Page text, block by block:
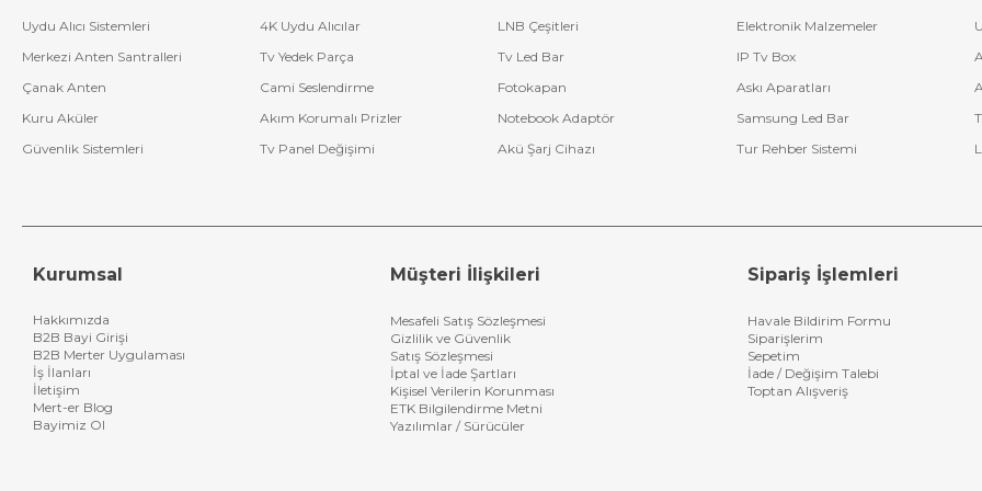
Uydu Alıcı Sistemleri 4K Uydu Alıcılar LNB Çeşitleri Elektronik Malzemeler
Merkezi Anten Santralleri
Tv Yedek Parça Tv Led Bar IP Tv Box
Çanak Anten
Cami Seslendirme Fotokapan Askı Aparatları
Kuru Aküler
Akım Korumalı Prizler Notebook Adaptör Samsung Led Bar
Güvenlik Sistemleri
Tv Panel Değişimi Akü Şarj Cihazı Tur Rehber Sistemi
Kurumsal
Hakkımızda
B2B Bayi Girişi
B2B Merter Uygulaması
İş İlanları
İletişim
Mert-er Blog
Bayimiz Ol
Müşteri İlişkileri
Mesafeli Satış Sözleşmesi
Gizlilik ve Güvenlik
Satış Sözleşmesi
İptal ve İade Şartları
Kişisel Verilerin Korunması
ETK Bilgilendirme Metni
Yazılımlar / Sürücüler
Sipariş İşlemleri
Havale Bildirim Formu
Siparişlerim
Sepetim
İade / Değişim Talebi
Toptan Alışveriş